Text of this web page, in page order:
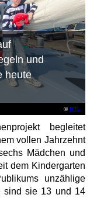
©RTL
und
heute
begleitet
vollen Jahrzehnt
Mädchen und
dem Kindergarten
unzählige
sind sie 13 und 14